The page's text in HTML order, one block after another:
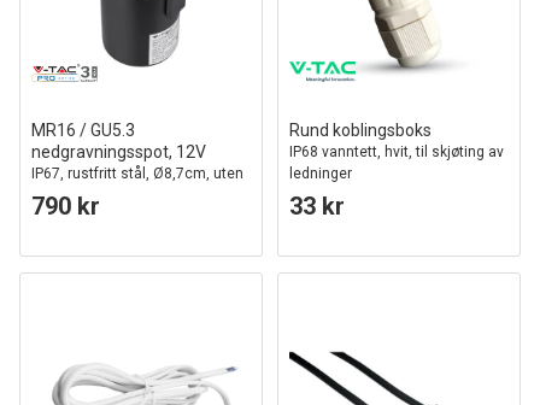
MR16 / GU5.3
nedgravningsspot, 12V
IP67, rustfritt stål, Ø8,7cm, uten
lyskilde
790 kr
Rund koblingsboks
IP68 vanntett, hvit, til skjøting av
ledninger
33 kr